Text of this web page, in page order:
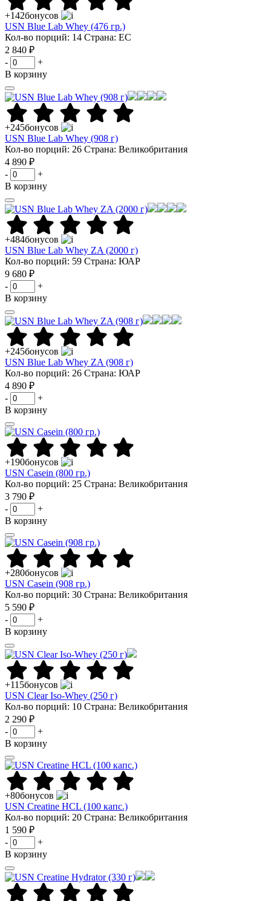
+142бонусов
USN Blue Lab Whey (476 гр.)
Кол-во порций: 14 Страна: ЕС
2 840 ₽
-
+
В корзину
+245бонусов
USN Blue Lab Whey (908 г)
Кол-во порций: 26 Страна: Великобритания
4 890 ₽
-
+
В корзину
+484бонусов
USN Blue Lab Whey ZA (2000 г)
Кол-во порций: 59 Страна: ЮАР
9 680 ₽
-
+
В корзину
+245бонусов
USN Blue Lab Whey ZA (908 г)
Кол-во порций: 26 Страна: ЮАР
4 890 ₽
-
+
В корзину
+190бонусов
USN Casein (800 гр.)
Кол-во порций: 25 Страна: Великобритания
3 790 ₽
-
+
В корзину
+280бонусов
USN Casein (908 гр.)
Кол-во порций: 30 Страна: Великобритания
5 590 ₽
-
+
В корзину
+115бонусов
USN Clear Iso-Whey (250 г)
Кол-во порций: 10 Страна: Великобритания
2 290 ₽
-
+
В корзину
+80бонусов
USN Creatine HCL (100 капс.)
Кол-во порций: 20 Страна: Великобритания
1 590 ₽
-
+
В корзину